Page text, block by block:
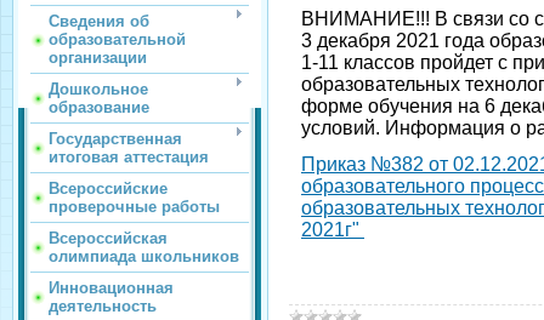
Сведения об
образовательной
организации
Дошкольное
образование
Государственная
итоговая аттестация
Всероссийские
проверочные работы
Всероссийская
олимпиада школьников
Инновационная
деятельность
ВНИМАНИЕ!!! В связи со
3 декабря 2021 года
1-11 классов пройдет с
образовательных
форме обучения на 6
условий. Информация о
Приказ №382 от
образовательного
образовательных
2021г"